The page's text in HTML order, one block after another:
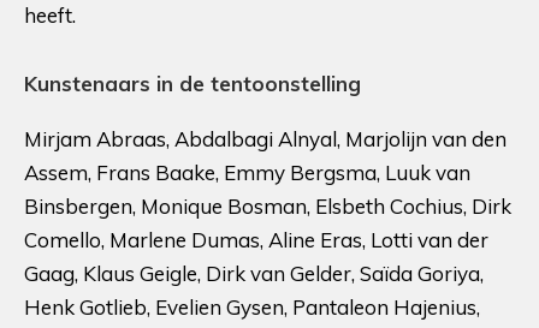
heeft.
Kunstenaars in de tentoonstelling
Mirjam Abraas, Abdalbagi Alnyal, Marjolijn van den
Assem, Frans Baake, Emmy Bergsma, Luuk van
Binsbergen, Monique Bosman, Elsbeth Cochius, Dirk
Comello, Marlene Dumas, Aline Eras, Lotti van der
Gaag, Klaus Geigle, Dirk van Gelder, Saïda Goriya,
Henk Gotlieb, Evelien Gysen, Pantaleon Hajenius,